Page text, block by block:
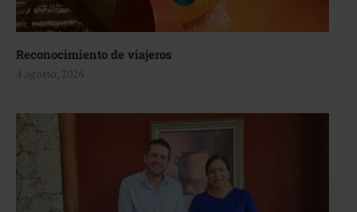
Reconocimiento de viajeros
4 agosto, 2026